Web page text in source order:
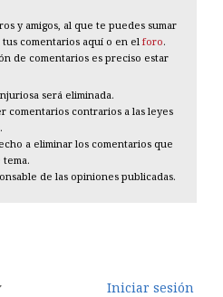
y amigos, al que te puedes sumar
comentarios aquí o en el foro.
de comentarios es preciso estar
será eliminada.
comentarios contrarios a las leyes
a eliminar los comentarios que
de las opiniones publicadas.
Iniciar sesión